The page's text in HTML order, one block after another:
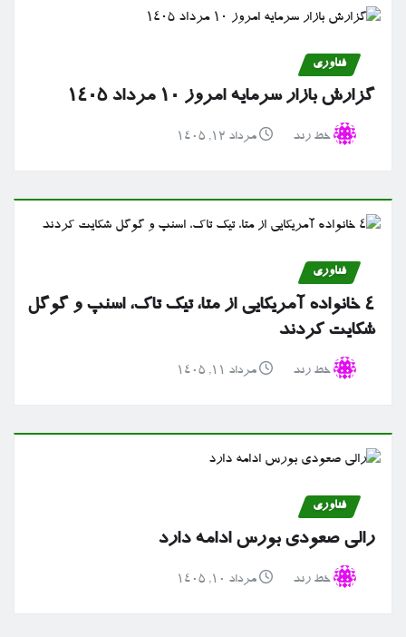
فناوری
گزارش بازار سرمایه امروز ۱۰ مرداد ۱۴۰۵
خط رند مرداد ۱۲, ۱۴۰۵
فناوری
۴ خانواده آمریکایی از متا، تیک تاک، اسنپ و گوگل
شکایت کردند
خط رند مرداد ۱۱, ۱۴۰۵
فناوری
رالی صعودی بورس ادامه دارد
خط رند مرداد ۱۰, ۱۴۰۵